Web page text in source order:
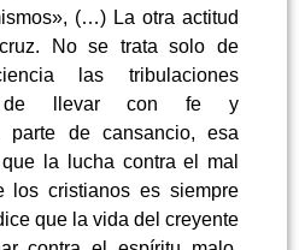
(…) La otra actitud
No se trata solo de
las tribulaciones
de llevar con fe y
parte de cansancio, esa
la lucha contra el mal
los cristianos es siempre
que la vida del creyente